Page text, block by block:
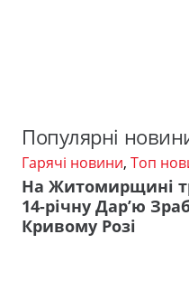
Популярні
Гарячі новини, Топ
На Житомирщині
14-річну Дар’ю
Кривому Розі